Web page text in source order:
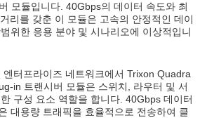
모듈입니다. 40Gbps의 데이터 속도와 최
리를 갖춘 이 모듈은 고속의 안정적인 데이
위한 응용 분야 및 시나리오에 이상적입니
터프라이즈 네트워크에서 Trixon Quadra
in 트랜시버 모듈은 스위치, 라우터 및 서
구성 요소 역할을 합니다. 40Gbps 데이터
대용량 트래픽을 효율적으로 전송하여 클